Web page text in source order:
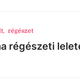
, régészet
régészeti